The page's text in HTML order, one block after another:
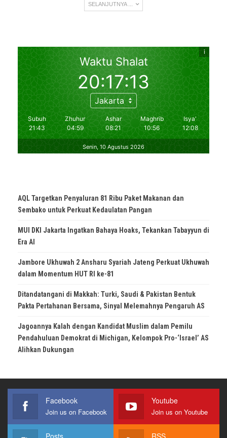
SELANJUTNYA ...
AQL Targetkan Penyaluran 81 Ribu Paket Makanan dan
Sembako untuk Perkuat Kedaulatan Pangan
MUI DKI Jakarta Ingatkan Bahaya Hoaks, Tekankan Tabayyun di
Era AI
Jambore Ukhuwah 2 Ansharu Syariah Jateng Perkuat Ukhuwah
dalam Momentum HUT RI ke-81
Ditandatangani di Makkah: Turki, Saudi & Pakistan Bentuk
Pakta Pertahanan Bersama, Sinyal Melemahnya Pengaruh AS
Jagoannya Kalah dengan Kandidat Muslim dalam Pemilu
Pendahuluan Demokrat di Michigan, Kelompok Pro-‘Israel’ AS
Alihkan Dukungan
Facebook
Join us on Facebook
Youtube
Join us on Youtube
Posts RSS